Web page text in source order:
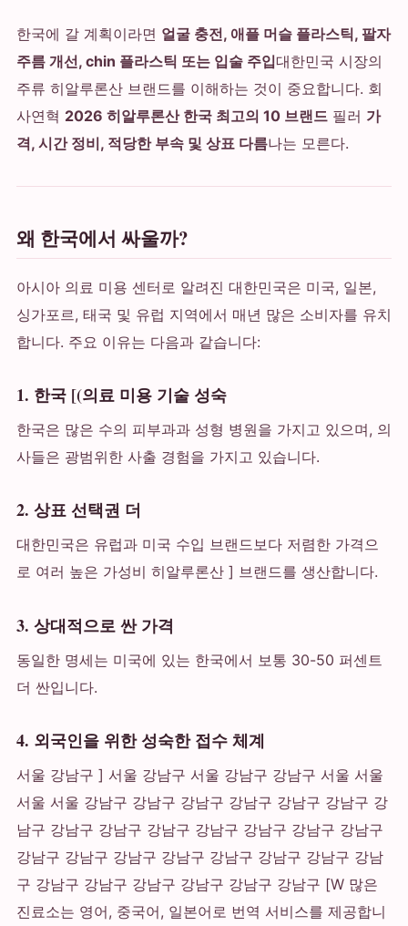
한국에 갈 계획이라면 얼굴 충전, 애플 머슬 플라스틱, 팔자
주름 개선, chin 플라스틱 또는 입술 주입대한민국 시장의
주류 히알루론산 브랜드를 이해하는 것이 중요합니다. 회
사연혁 2026 히알루론산 한국 최고의 10 브랜드 필러 가
격, 시간 정비, 적당한 부속 및 상표 다름나는 모른다.
왜 한국에서 싸울까?
아시아 의료 미용 센터로 알려진 대한민국은 미국, 일본,
싱가포르, 태국 및 유럽 지역에서 매년 많은 소비자를 유치
합니다. 주요 이유는 다음과 같습니다:
1. 한국 [(의료 미용 기술 성숙
한국은 많은 수의 피부과과 성형 병원을 가지고 있으며, 의
사들은 광범위한 사출 경험을 가지고 있습니다.
2. 상표 선택권 더
대한민국은 유럽과 미국 수입 브랜드보다 저렴한 가격으
로 여러 높은 가성비 히알루론산 ] 브랜드를 생산합니다.
3. 상대적으로 싼 가격
동일한 명세는 미국에 있는 한국에서 보통 30-50 퍼센트
더 싼입니다.
4. 외국인을 위한 성숙한 접수 체계
서울 강남구 ] 서울 강남구 서울 강남구 강남구 서울 서울
서울 서울 강남구 강남구 강남구 강남구 강남구 강남구 강
남구 강남구 강남구 강남구 강남구 강남구 강남구 강남구
강남구 강남구 강남구 강남구 강남구 강남구 강남구 강남
구 강남구 강남구 강남구 강남구 강남구 강남구 [W 많은
진료소는 영어, 중국어, 일본어로 번역 서비스를 제공합니